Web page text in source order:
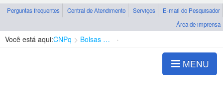
Perguntas frequentes Central de Atendimento Serviços
E-mail do Pesquisador
Área de imprensa
Você está aqui:CNPq Bolsas e Auxílios Vigentes
MENU